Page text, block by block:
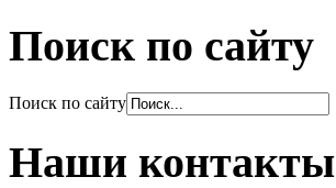
Поиск по сайту
Поиск по сайту
Наши контакты